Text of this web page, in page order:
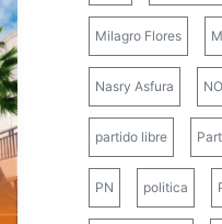
Milagro Flores
Nasry Asfura
partido libre
PN politica